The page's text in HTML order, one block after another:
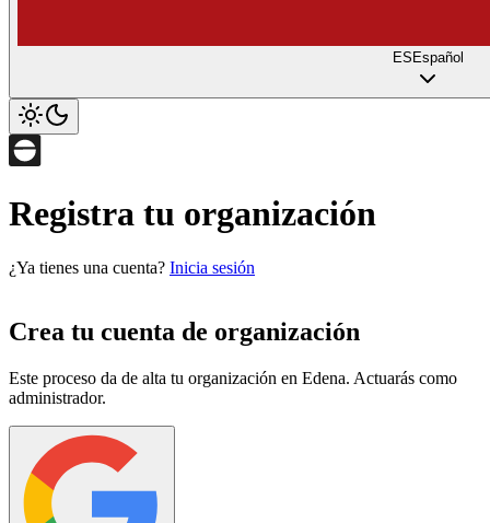
ES Español
Registra tu organización
¿Ya tienes una cuenta? Inicia sesión
Crea tu cuenta de organización
Este proceso da de alta tu organización en Edena. Actuarás como
administrador.